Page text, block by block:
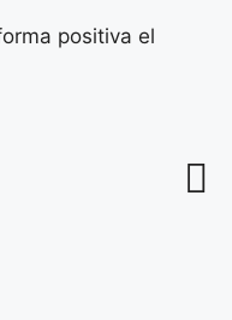
positiva el